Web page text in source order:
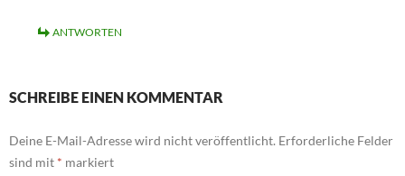
ANTWORTEN
SCHREIBE EINEN KOMMENTAR
Deine E-Mail-Adresse wird nicht veröffentlicht. Erforderliche Felder
sind mit * markiert